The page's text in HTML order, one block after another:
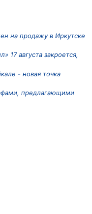
на продажу в Иркутске
17 августа закроется,
- новая точка
предлагающими